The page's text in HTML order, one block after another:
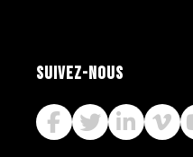
SUIVEZ-NOUS